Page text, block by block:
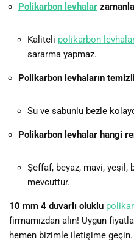
Polikarbon levhalar
Kaliteli polikarbon
sararma yapmaz.
Polikarbon levhaların
Su ve sabunlu bezle
Polikarbon levhalar hangi
Şeffaf, beyaz, mavi, yeşil,
mevcuttur.
10 mm 4 duvarlı oluklu
firmamızdan alın! Uygun
hemen bizimle iletişime geçin.